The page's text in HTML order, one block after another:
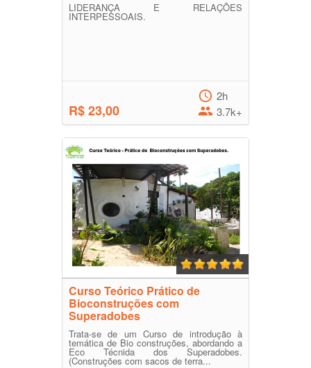
LIDERANÇA E RELAÇÕES
INTERPESSOAIS.
R$ 23,00
2h
3.7k+
Curso Teórico Prático de
Bioconstruções com
Superadobes
Trata-se de um Curso de introdução à
temática de Bio construções, abordando a
Eco Técnida dos Superadobes.
(Construções com sacos de terra...